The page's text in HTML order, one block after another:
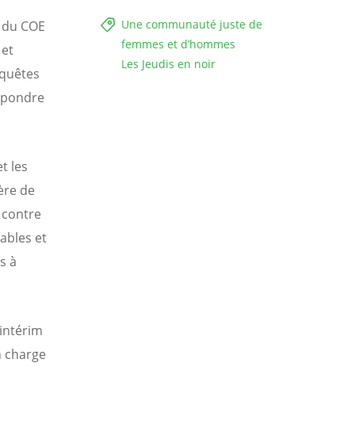
Une communauté juste de
femmes et d’hommes
Les Jeudis en noir
COE
les
de
et
à
charge